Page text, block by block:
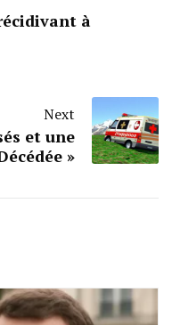
à
Next
et une
»